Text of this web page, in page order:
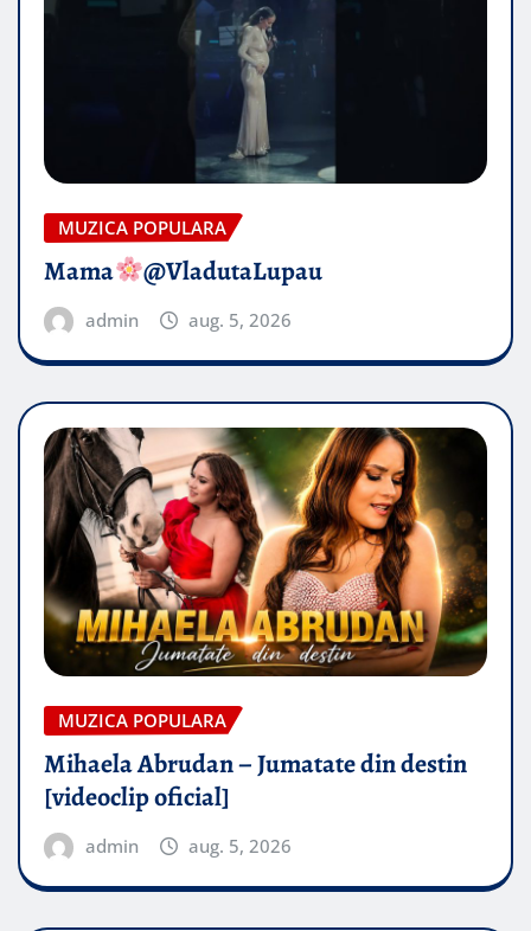
MUZICA POPULARA
Mama @VladutaLupau
admin aug. 5, 2026
MUZICA POPULARA
Mihaela Abrudan – Jumatate din destin
[videoclip oficial]
admin aug. 5, 2026